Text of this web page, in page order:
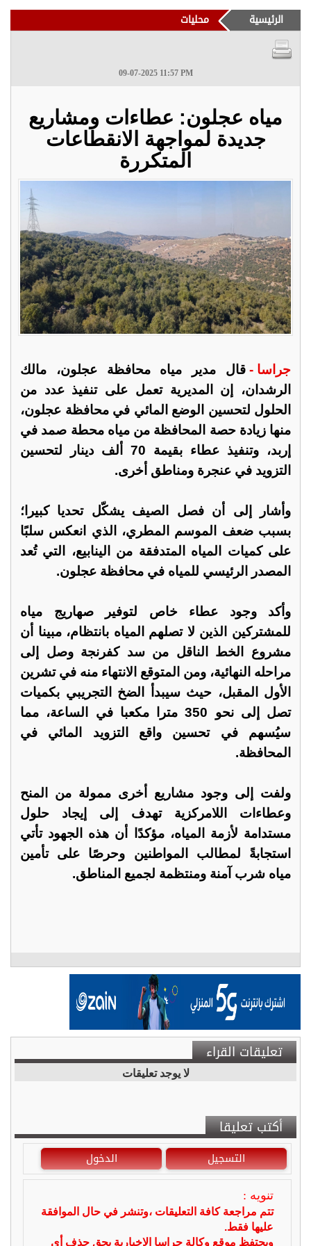
الرئيسية محليات
09-07-2025 11:57 PM
مياه عجلون: عطاءات ومشاريع
جديدة لمواجهة الانقطاعات
المتكررة
جراسا - قال مدير مياه محافظة عجلون، مالك
الرشدان، إن المديرية تعمل على تنفيذ عدد من
الحلول لتحسين الوضع المائي في محافظة عجلون،
منها زيادة حصة المحافظة من مياه محطة صمد في
إربد، وتنفيذ عطاء بقيمة 70 ألف دينار لتحسين
التزويد في عنجرة ومناطق أخرى.
وأشار إلى أن فصل الصيف يشكّل تحديا كبيرا؛
بسبب ضعف الموسم المطري، الذي انعكس سلبًا
على كميات المياه المتدفقة من الينابيع، التي تُعد
المصدر الرئيسي للمياه في محافظة عجلون.
وأكد وجود عطاء خاص لتوفير صهاريج مياه
للمشتركين الذين لا تصلهم المياه بانتظام، مبينا أن
مشروع الخط الناقل من سد كفرنجة وصل إلى
مراحله النهائية، ومن المتوقع الانتهاء منه في تشرين
الأول المقبل، حيث سيبدأ الضخ التجريبي بكميات
تصل إلى نحو 350 مترا مكعبا في الساعة، مما
سيُسهم في تحسين واقع التزويد المائي في
المحافظة.
ولفت إلى وجود مشاريع أخرى ممولة من المنح
وعطاءات اللامركزية تهدف إلى إيجاد حلول
مستدامة لأزمة المياه، مؤكدًا أن هذه الجهود تأتي
استجابةً لمطالب المواطنين وحرصًا على تأمين
مياه شرب آمنة ومنتظمة لجميع المناطق.
تعليقات القراء
لا يوجد تعليقات
أكتب تعليقا
التسجيل الدخول
تنويه :
تتم مراجعة كافة التعليقات ،وتنشر في حال الموافقة
عليها فقط.
ويحتفظ موقع وكالة جراسا الاخبارية بحق حذف أي